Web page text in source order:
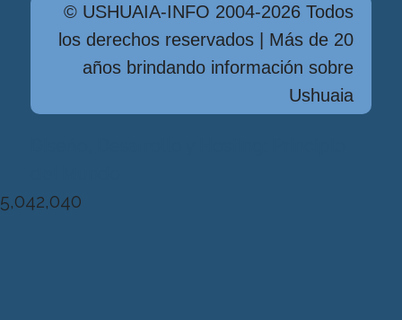
© USHUAIA-INFO 2004-2026 Todos
los derechos reservados | Más de 20
años brindando información sobre
Ushuaia
5,042,040